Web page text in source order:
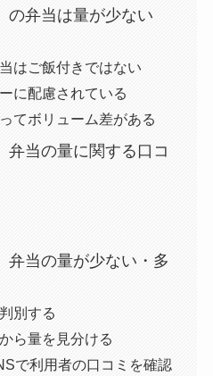
の弁当は量が少ない
はご飯付きではない
に配慮されている
てボリューム差がある
弁当の量に関する口コ
弁当の量が少ない・多
別する
ら量を見分ける
で利用者の口コミを確認